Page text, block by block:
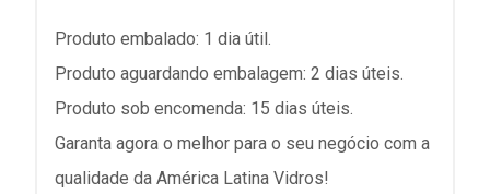
Produto embalado: 1 dia útil.
Produto aguardando embalagem: 2 dias úteis.
Produto sob encomenda: 15 dias úteis.
Garanta agora o melhor para o seu negócio com a
qualidade da América Latina Vidros!